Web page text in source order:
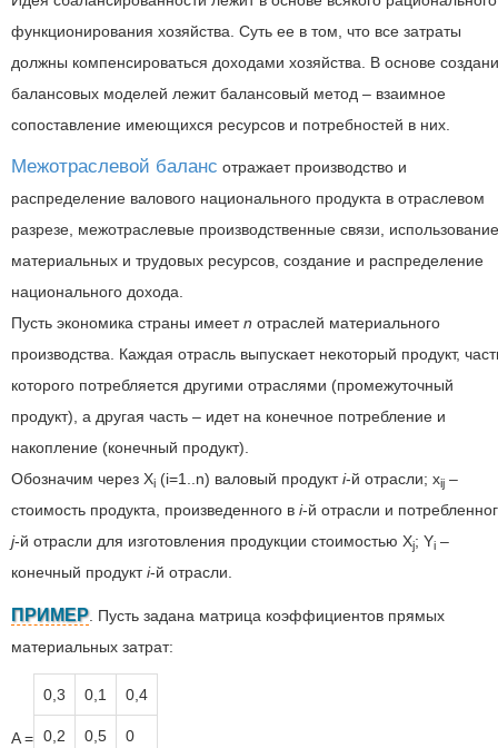
функционирования хозяйства. Суть ее в том, что все затраты
должны компенсироваться доходами хозяйства. В основе
балансовых моделей лежит балансовый метод – взаимное
сопоставление имеющихся ресурсов и потребностей в них.
Межотраслевой баланс отражает производство и
распределение валового национального продукта в отраслевом
разрезе, межотраслевые производственные связи, использование
материальных и трудовых ресурсов, создание и распределение
национального дохода.
Пусть экономика страны имеетn отраслей материального
производства. Каждая отрасль выпускает некоторый продукт,
которого потребляется другими отраслями (промежуточный
продукт), а другая часть – идет на конечное потребление и
накопление (конечный продукт).
Обозначим через Xi (i=1..n) валовый продуктi-й отрасли; xij –
стоимость продукта, произведенного в i-й отрасли и
j-й отрасли для изготовления продукции стоимостью Xj; Yi –
конечный продуктi-й отрасли.
ПРИМЕР. Пусть задана матрица коэффициентов прямых
материальных затрат:
A =
0,3 0,1 0,4
0,2 0,5 0